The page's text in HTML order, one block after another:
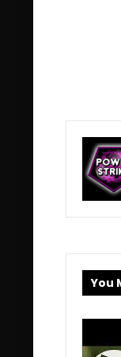
You